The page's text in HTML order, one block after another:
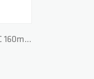
160mm